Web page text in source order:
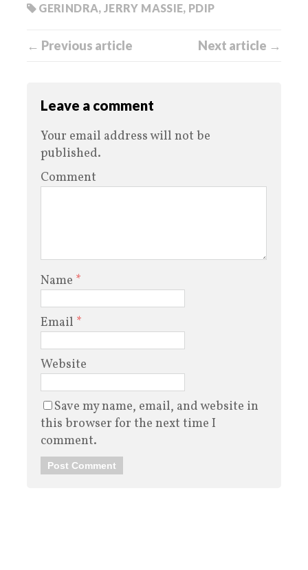
GERINDRA, JERRY MASSIE, PDIP
← Previous article Next article →
Leave a comment
Your email address will not be
published.
Comment
Name *
Email *
Website
Save my name, email, and website in
this browser for the next time I
comment.